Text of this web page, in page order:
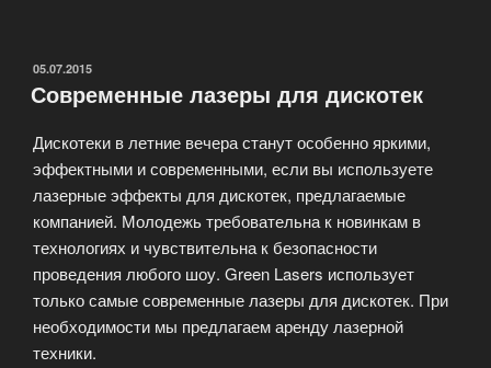
ОПУБЛИКОВАНО
05.07.2015
Современные лазеры для дискотек
Дискотеки в летние вечера станут особенно яркими,
эффектными и современными, если вы используете
лазерные эффекты для дискотек, предлагаемые
компанией. Молодежь требовательна к новинкам в
технологиях и чувствительна к безопасности
проведения любого шоу. Green Lasers использует
только самые современные лазеры для дискотек. При
необходимости мы предлагаем аренду лазерной
техники.